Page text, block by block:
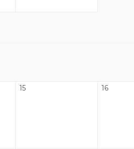
15 16